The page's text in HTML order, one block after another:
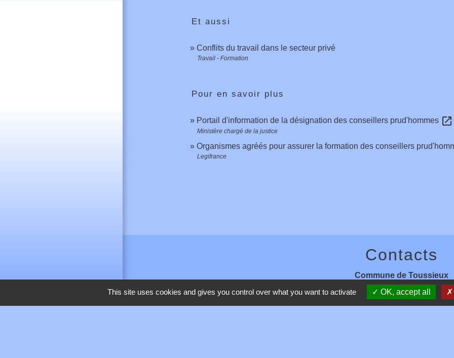
Et aussi
Conflits du travail dans le secteur privé
Travail - Formation
Pour en savoir plus
Portail d'information de la désignation des conseillers prud'hommes open_in_new
Ministère chargé de la justice
Organismes agréés pour assurer la formation des conseillers
Legifrance
Contacts
Commune de Toussieux
346, Route du Morbier
01600 Toussieux - FRANCE
This site uses cookies and gives you control over what you want to activate OK, accept all